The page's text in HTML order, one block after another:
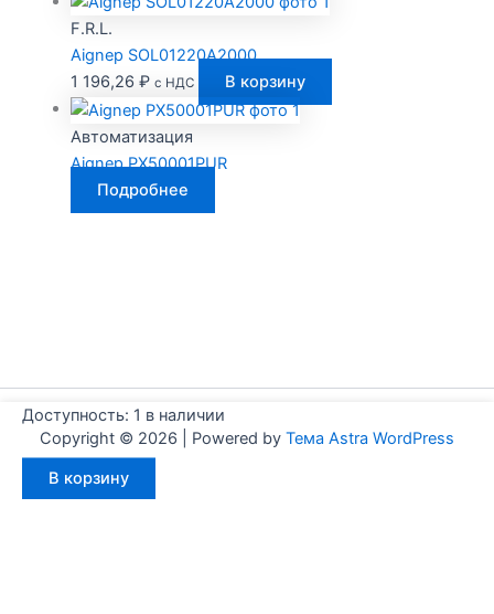
F.R.L.
Aignep SOL01220A2000
1 196,26 ₽ с НДС В корзину
Автоматизация
Aignep PX50001PUR
Подробнее
Copyright © 2026 | Powered by Тема Astra WordPress
Доступность: 1 в наличии
товара
В корзину